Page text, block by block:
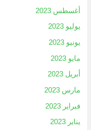
أغسطس 2023
يوليو 2023
يونيو 2023
مايو 2023
أبريل 2023
مارس 2023
فبراير 2023
يناير 2023